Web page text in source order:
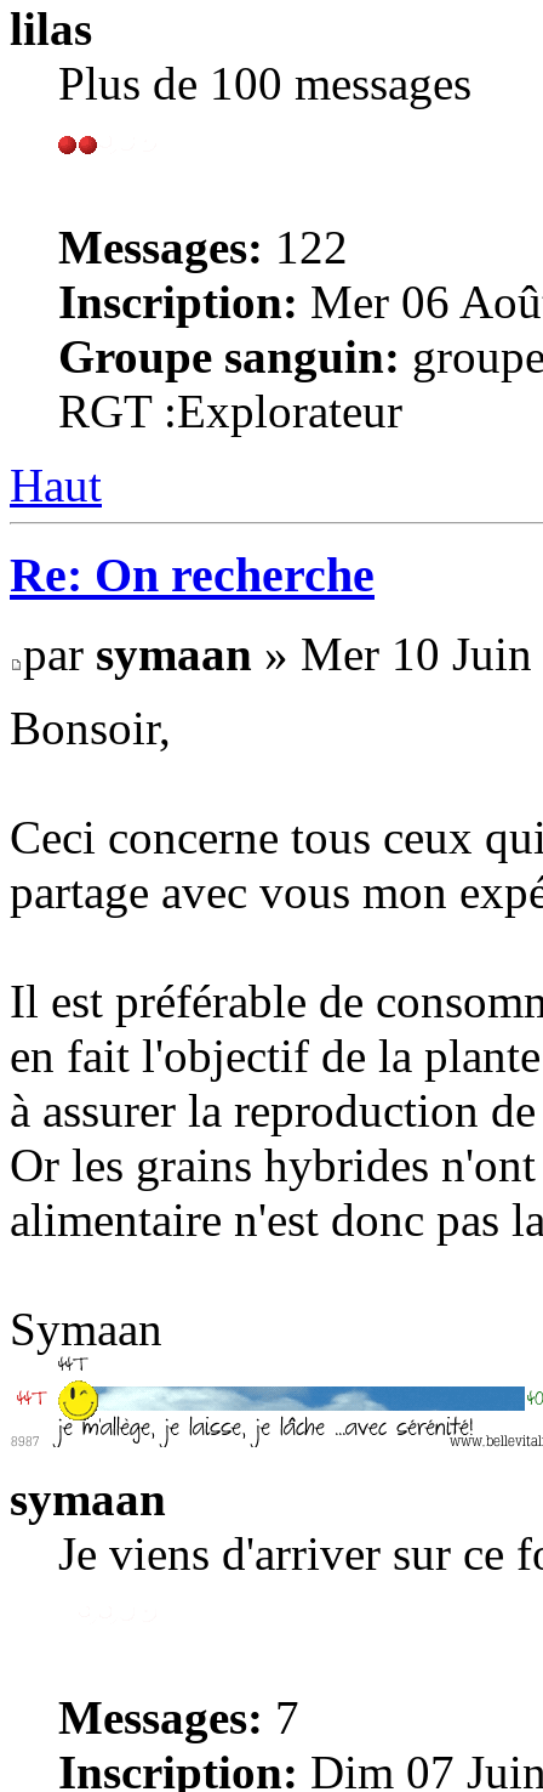
lilas
Plus de 100 messages
Messages: 122
Inscription: Mer 06
Groupe sanguin:
RGT :Explorateur
Haut
Re: On recherche
par symaan » Mer 10
Bonsoir,
Ceci concerne tous ceux
partage avec vous mon
Il est préférable de
en fait l'objectif de la
à assurer la reproduction
Or les grains hybrides
alimentaire n'est donc pas
Symaan
symaan
Je viens d'arriver sur ce
Messages: 7
Inscription: Dim 07